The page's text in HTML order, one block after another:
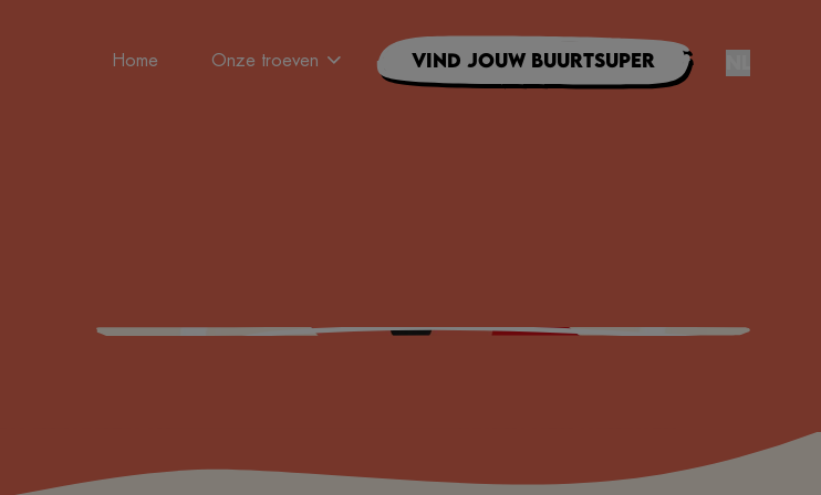
Home Onze troeven Vind jouw buurtsuper